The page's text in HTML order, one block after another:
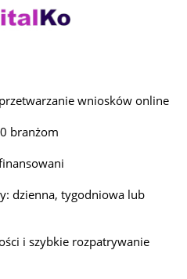
wniosków online
branżom
dzienna, tygodniowa lub
i szybkie rozpatrywanie